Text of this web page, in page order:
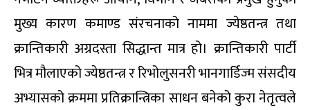
मुख्य कारण कमाण्ड संरचनाको नाममा ज्येष्ठतन्त्र तथा
क्रान्तिकारी अग्रदस्ता सिद्धान्त मात्र हो। क्रान्तिकारी पार्टी
भित्र मौलाएको ज्येष्ठतन्त्र र रिभोलुसनरी भानगार्डिज्म संसदीय
अभ्यासको क्रममा प्रतिक्रान्त्रिका साधन बनेको कुरा नेतृत्वले